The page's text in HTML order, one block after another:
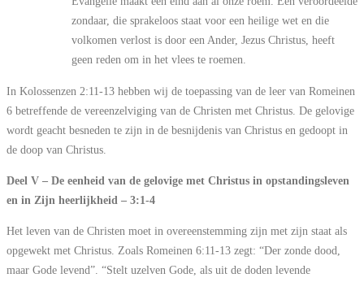
zondaar, die sprakeloos staat voor een heilige wet en die
volkomen verlost is door een Ander, Jezus Christus, heeft
geen reden om in het vlees te roemen.
In Kolossenzen 2:11-13 hebben wij de toepassing van de leer van Romeinen
6 betreffende de vereenzelviging van de Christen met Christus. De gelovige
wordt geacht besneden te zijn in de besnijdenis van Christus en gedoopt in
de doop van Christus.
Deel V – De eenheid van de gelovige met Christus in opstandingsleven
en in Zijn heerlijkheid – 3:1-4
Het leven van de Christen moet in overeenstemming zijn met zijn staat als
opgewekt met Christus. Zoals Romeinen 6:11-13 zegt: “Der zonde dood,
maar Gode levend”. “Stelt uzelven Gode, als uit de doden levende